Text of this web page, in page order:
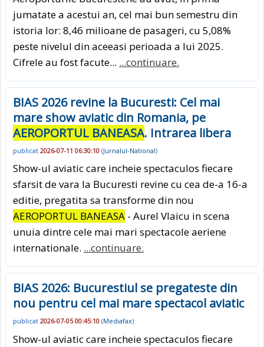
jumatate a acestui an, cel mai bun semestru din
istoria lor: 8,46 milioane de pasageri, cu 5,08%
peste nivelul din aceeasi perioada a lui 2025.
Cifrele au fost facute... ...continuare.
BIAS 2026 revine la Bucuresti: Cel mai
mare show aviatic din Romania, pe
AEROPORTUL BANEASA. Intrarea libera
publicat 2026-07-11 06:30:10 (Jurnalul-National)
Show-ul aviatic care incheie spectaculos fiecare
sfarsit de vara la Bucuresti revine cu cea de-a 16-a
editie, pregatita sa transforme din nou
AEROPORTUL BANEASA - Aurel Vlaicu in scena
unuia dintre cele mai mari spectacole aeriene
internationale. ...continuare.
BIAS 2026: Bucurestiul se pregateste din
nou pentru cel mai mare spectacol aviatic
publicat 2026-07-05 00:45:10 (Mediafax)
Show-ul aviatic care incheie spectaculos fiecare